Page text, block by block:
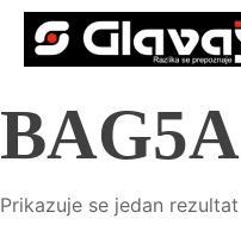
BAG5A
Prikazuje se jedan rezultat